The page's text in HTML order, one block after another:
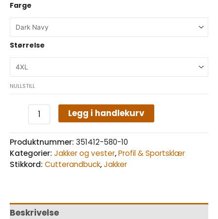
Farge
Størrelse
NULLSTILL
Legg i handlekurv
Produktnummer: 351412-580-10
Kategorier: Jakker og vester,Profil & Sportsklær
Stikkord: Cutterandbuck,Jakker
Beskrivelse